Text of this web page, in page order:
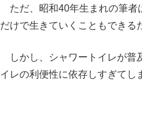
ただ、昭和40年生まれの筆者
だけで生きていくこともできる
しかし、シャワートイレが普
イレの利便性に依存しすぎてし